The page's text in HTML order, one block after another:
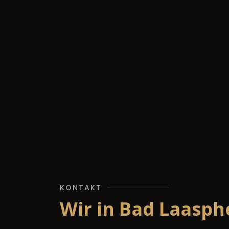
KONTAKT
Wir in Bad